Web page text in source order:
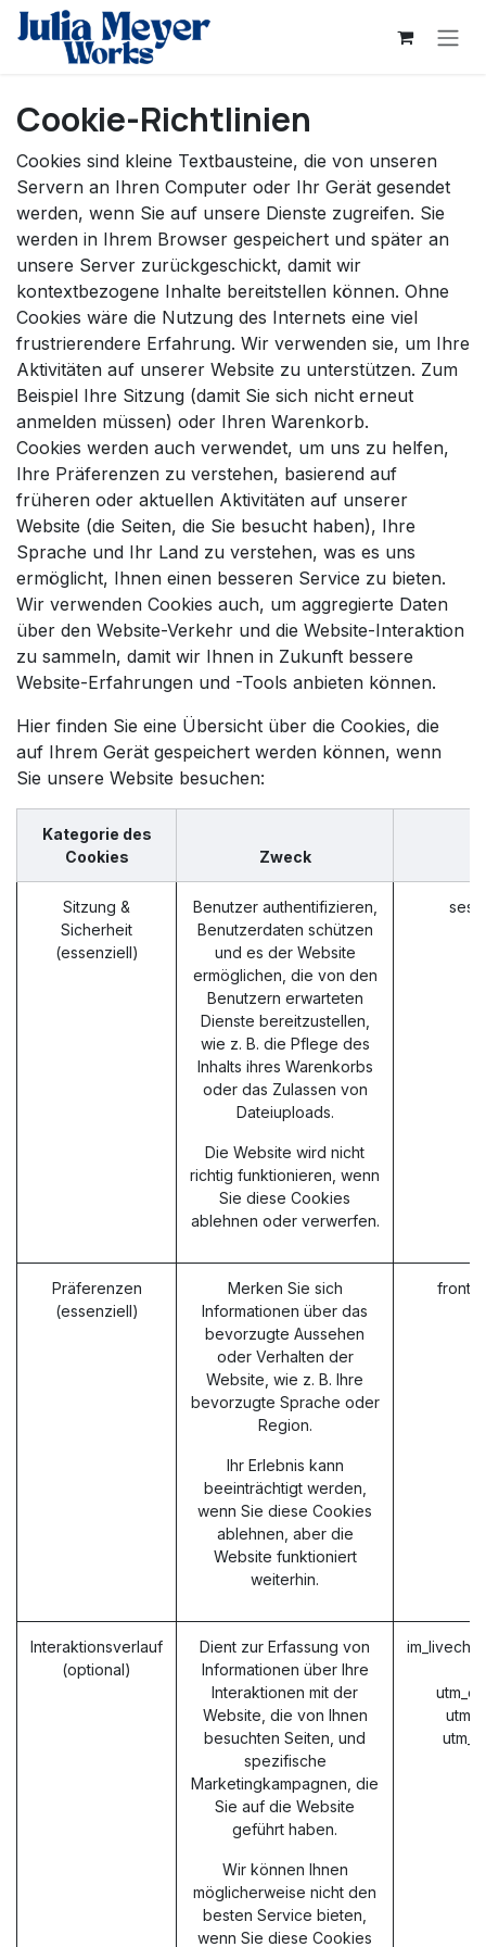
Zum Inhalt springen
Cookie-Richtlinien
Cookies sind kleine Textbausteine, die von unseren
Servern an Ihren Computer oder Ihr Gerät gesendet
werden, wenn Sie auf unsere Dienste zugreifen. Sie
werden in Ihrem Browser gespeichert und später an
unsere Server zurückgeschickt, damit wir
kontextbezogene Inhalte bereitstellen können. Ohne
Cookies wäre die Nutzung des Internets eine viel
frustrierendere Erfahrung. Wir verwenden sie, um Ihre
Aktivitäten auf unserer Website zu unterstützen. Zum
Beispiel Ihre Sitzung (damit Sie sich nicht erneut
anmelden müssen) oder Ihren Warenkorb.
Cookies werden auch verwendet, um uns zu helfen,
Ihre Präferenzen zu verstehen, basierend auf
früheren oder aktuellen Aktivitäten auf unserer
Website (die Seiten, die Sie besucht haben), Ihre
Sprache und Ihr Land zu verstehen, was es uns
ermöglicht, Ihnen einen besseren Service zu bieten.
Wir verwenden Cookies auch, um aggregierte Daten
über den Website-Verkehr und die Website-Interaktion
zu sammeln, damit wir Ihnen in Zukunft bessere
Website-Erfahrungen und -Tools anbieten können.
Hier finden Sie eine Übersicht über die Cookies, die
auf Ihrem Gerät gespeichert werden können, wenn
Sie unsere Website besuchen:
Kategorie des
Cookies
Zweck
Sitzung &
Sicherheit
(essenziell)
Benutzer authentifizieren,
Benutzerdaten schützen
und es der Website
ermöglichen, die von den
Benutzern erwarteten
Dienste bereitzustellen,
wie z. B. die Pflege des
Inhalts ihres Warenkorbs
oder das Zulassen von
Dateiuploads.
Die Website wird nicht
richtig funktionieren, wenn
Sie diese Cookies
ablehnen oder verwerfen.
Präferenzen
(essenziell)
Merken Sie sich
Informationen über das
bevorzugte Aussehen
oder Verhalten der
Website, wie z. B. Ihre
bevorzugte Sprache oder
Region.
Ihr Erlebnis kann
beeinträchtigt werden,
wenn Sie diese Cookies
ablehnen, aber die
Website funktioniert
weiterhin.
Interaktionsverlauf
(optional)
Dient zur Erfassung von
Informationen über Ihre
Interaktionen mit der
Website, die von Ihnen
besuchten Seiten, und
spezifische
Marketingkampagnen, die
Sie auf die Website
geführt haben.
Wir können Ihnen
möglicherweise nicht den
besten Service bieten,
wenn Sie diese Cookies